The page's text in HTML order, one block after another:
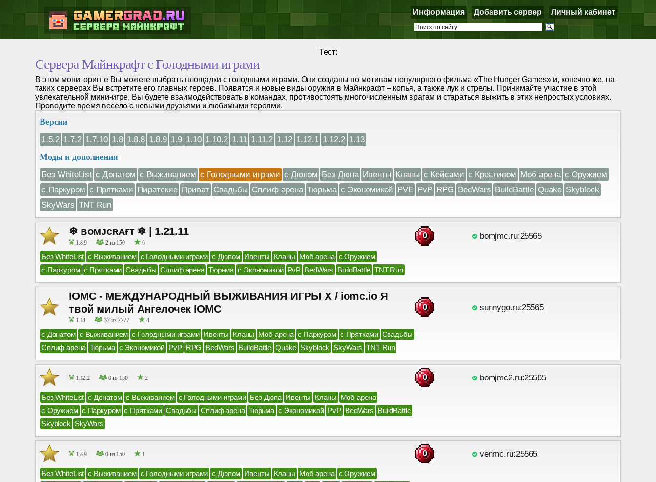
Информация Добавить сервер Личный кабинет
Тест:
Сервера Майнкрафт с Голодными играми
В этом мониторинге Вы можете выбрать площадки с голодными играми. Они созданы по мотивам популярного фильма «The Hunger Games» и, конечно же, на
таких серверах Вы встретите его главных героев. Появятся и новые виды оружия в Майнкрафт – копья, а также лук и стрелы. Принимайте участие в этой
увлекательной мини-игре. Вы будете взаимодействовать в командах, противостоять многочисленным врагам и стараться выжить в этих непростых условиях.
Проводите время весело с новыми друзьями и любимыми героями.
Версии
1.5.2 1.7.2 1.7.10 1.8 1.8.8 1.8.9 1.9 1.10 1.10.2 1.11 1.11.2 1.12 1.12.1 1.12.2 1.13
Моды и дополнения
Без WhiteList с Донатом с Выживанием с Голодными играми с Дюпом Без Дюпа Ивенты Кланы с Кейсами с Креативом Моб арена с Оружием
с Паркуром с Прятками Пиратские Приват Свадьбы Сплиф арена Тюрьма с Экономикой PVE PvP RPG BedWars BuildBattle Quake Skyblock
SkyWars TNT Run
❄ ʙᴏᴍᴊᴄʀᴀғᴛ ❄ | 1.21.11
1.8.9 2 из 150 6
0 bomjmc.ru:25565
Без WhiteList с Выживанием с Голодными играми с Дюпом Ивенты Кланы Моб арена с Оружием
с Паркуром с Прятками Свадьбы Сплиф арена Тюрьма с Экономикой PvP BedWars BuildBattle TNT Run
IOMC - МЕЖДУНАРОДНЫЙ ВЫЖИВАНИЯ ИГРЫ X / iomc.io Я
твой милый Ангелочек IOMC
1.13 37 из 7777 4
0 sunnygo.ru:25565
с Донатом с Выживанием с Голодными играми Ивенты Кланы Моб арена с Паркуром с Прятками Свадьбы
Сплиф арена Тюрьма с Экономикой PvP RPG BedWars BuildBattle Quake Skyblock SkyWars TNT Run
1.12.2 0 из 150 2 0 bomjmc2.ru:25565
Без WhiteList с Донатом с Выживанием с Голодными играми Без Дюпа Ивенты Кланы Моб арена
с Оружием с Паркуром с Прятками Свадьбы Сплиф арена Тюрьма с Экономикой PvP BedWars BuildBattle
Skyblock SkyWars
1.8.9 0 из 150 1 0 venmc.ru:25565
Без WhiteList с Выживанием с Голодными играми с Дюпом Ивенты Кланы Моб арена с Оружием